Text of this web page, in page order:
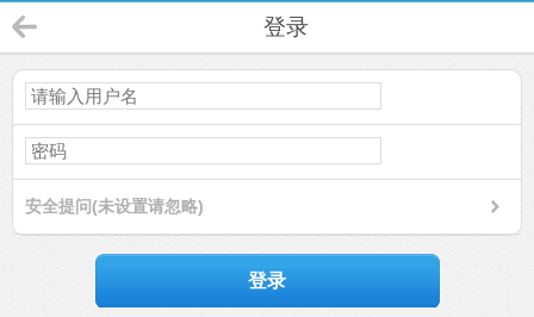
登录
安全提问(未设置请忽略)
登录